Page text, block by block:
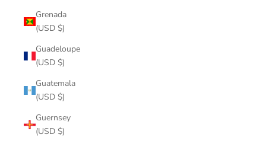
Grenada
(USD $)
Guadeloupe
(USD $)
Guatemala
(USD $)
Guernsey
(USD $)